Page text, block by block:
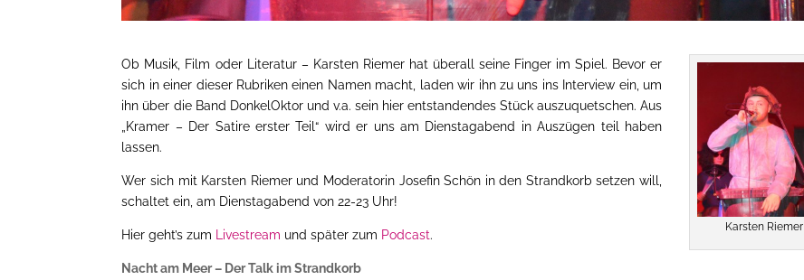
Karsten Riemer
Ob Musik, Film oder Literatur – Karsten Riemer hat überall seine Finger im Spiel. Bevor er
sich in einer dieser Rubriken einen Namen macht, laden wir ihn zu uns ins Interview ein, um
ihn über die Band DonkelOktor und v.a. sein hier entstandendes Stück auszuquetschen. Aus
„Kramer – Der Satire erster Teil“ wird er uns am Dienstagabend in Auszügen teil haben
lassen.
Wer sich mit Karsten Riemer und Moderatorin Josefin Schön in den Strandkorb setzen will,
schaltet ein, am Dienstagabend von 22-23 Uhr!
Hier geht’s zum Livestream und später zum Podcast.
Nacht am Meer – Der Talk im Strandkorb